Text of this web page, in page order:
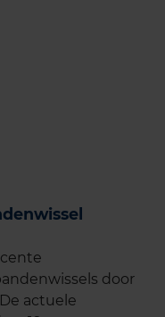
door
actuele